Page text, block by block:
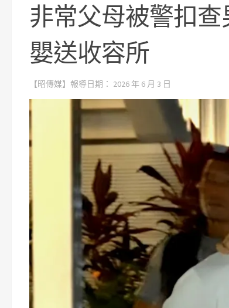
非常父母被警扣
嬰送收容所
【昭傳媒】報導日期： 2026 年 6 月 3 日